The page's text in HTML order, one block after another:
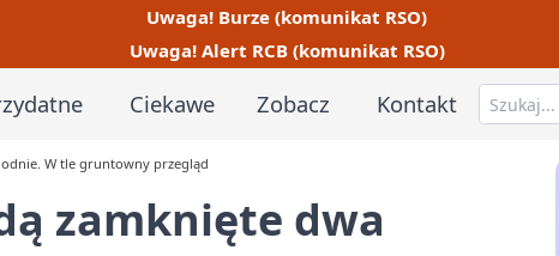
Uwaga! Burze (komunikat RSO)
Uwaga! Alert RCB (komunikat RSO)
Ciekawe Zobacz Kontakt
W tle gruntowny przegląd
zamknięte dwa